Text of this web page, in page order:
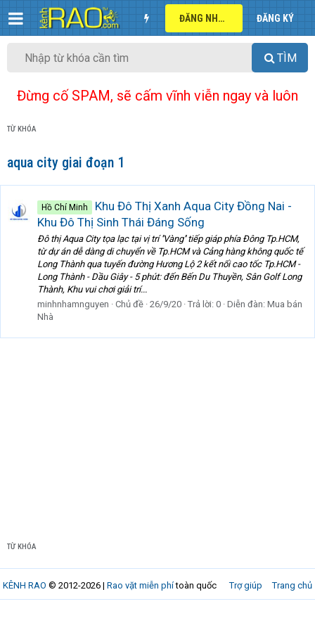
ĐĂNG NHẬP ĐĂNG KÝ
TÌM
Đừng cố SPAM, sẽ cấm vĩnh viễn ngay và luôn
TỪ KHÓA
aqua city giai đoạn 1
Hồ Chí Minh
Khu Đô Thị Xanh Aqua City Đồng Nai -
Khu Đô Thị Sinh Thái Đáng Sống
Đô thị Aqua City tọa lạc tại vị trí ''Vàng'' tiếp giáp phía Đông Tp.HCM,
từ dự án dễ dàng di chuyển về Tp.HCM và Cảng hàng không quốc tế
Long Thành qua tuyến đường Hương Lộ 2 kết nối cao tốc Tp.HCM -
Long Thành - Dầu Giây - 5 phút: đến Bến Du Thuyền, Sân Golf Long
Thành, Khu vui chơi giải trí...
minhnhamnguyen
Chủ đề 26/9/20 Trả lời: 0 Diễn đàn: Mua bán
Nhà
TỪ KHÓA
Trợ giúp Trang chủ
KÊNH RAO © 2012-2026 | Rao vặt miễn phítoàn quốc